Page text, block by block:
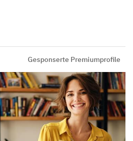
Gesponserte Premiumprofile